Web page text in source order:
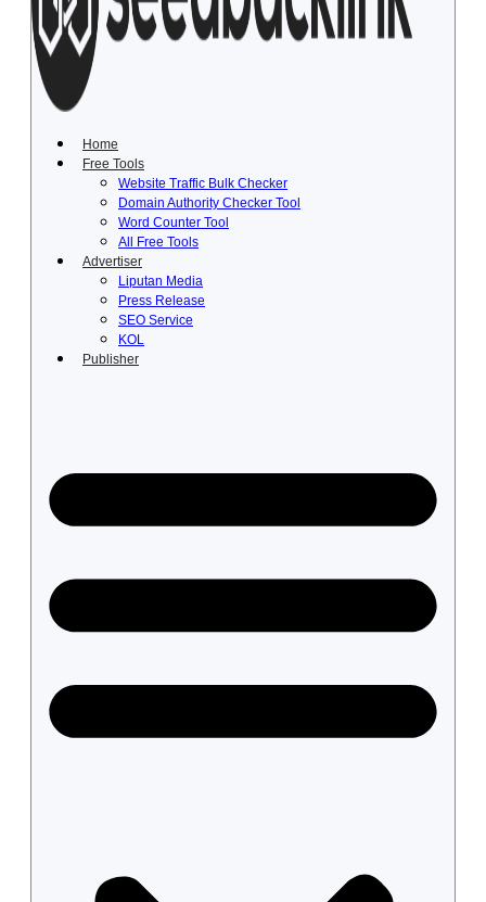
Lewati
konten
Home
Free Tools
Website Traffic Bulk Checker
Domain Authority Checker Tool
Word Counter Tool
All Free Tools
Advertiser
Liputan Media
Press Release
SEO Service
KOL
Publisher